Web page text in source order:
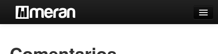
Búsqueda Avanzada